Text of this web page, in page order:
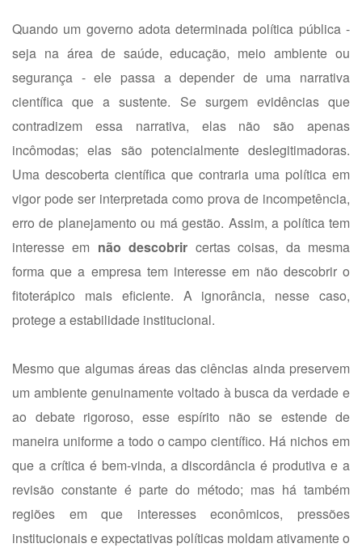
Quando um governo adota determinada política pública -
seja na área de saúde, educação, meio ambiente ou
segurança - ele passa a depender de uma narrativa
científica que a sustente. Se surgem evidências que
contradizem essa narrativa, elas não são apenas
incômodas; elas são potencialmente deslegitimadoras.
Uma descoberta científica que contraria uma política em
vigor pode ser interpretada como prova de incompetência,
erro de planejamento ou má gestão. Assim, a política tem
interesse em não descobrir certas coisas, da mesma
forma que a empresa tem interesse em não descobrir o
fitoterápico mais eficiente. A ignorância, nesse caso,
protege a estabilidade institucional.
Mesmo que algumas áreas das ciências ainda preservem
um ambiente genuinamente voltado à busca da verdade e
ao debate rigoroso, esse espírito não se estende de
maneira uniforme a todo o campo científico. Há nichos em
que a crítica é bem-vinda, a discordância é produtiva e a
revisão constante é parte do método; mas há também
regiões em que interesses econômicos, pressões
institucionais e expectativas políticas moldam ativamente o